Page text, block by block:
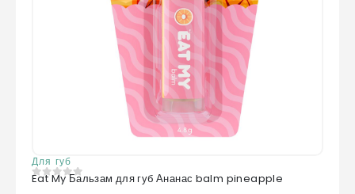
Для губ
0из 5
Eat My Бальзам для губ Ананас balm pineapple